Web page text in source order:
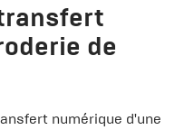
de
numérique d'une